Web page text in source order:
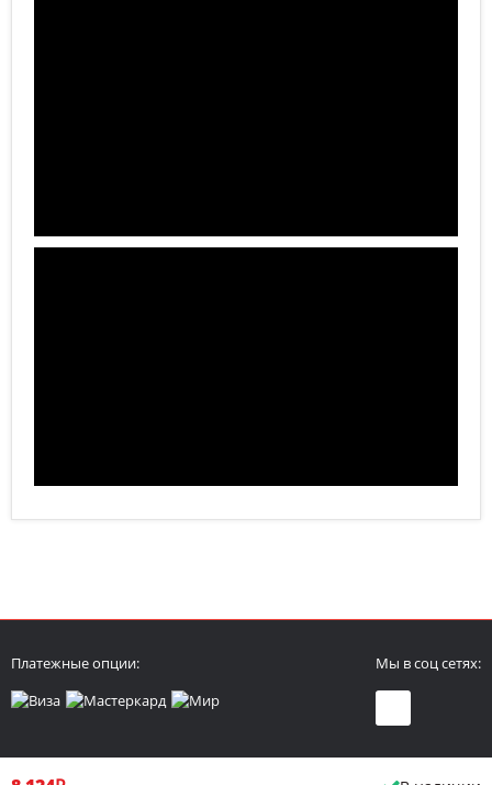
Платежные опции: Мы в соц сетях: